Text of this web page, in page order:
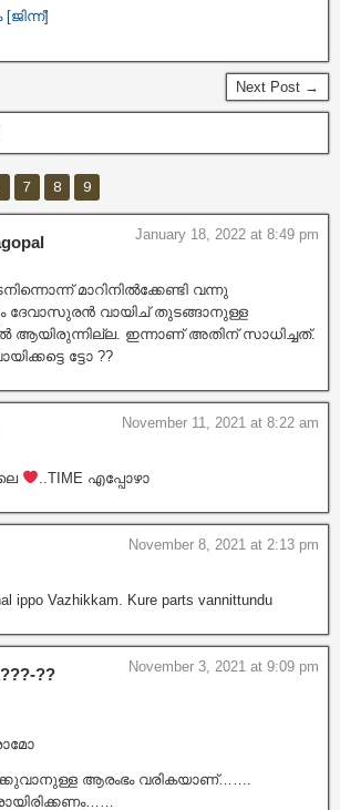
Next Post →
7 8 9
January 18, 2022 at 8:49 pm
മാറിനിൽക്കേണ്ടി വന്നു
ദേവാസുരൻ വായിച് തുടങ്ങാനുള്ള
ആയിരുന്നില്ല. ഇന്നാണ് അതിന് സാധിച്ചത്.
ട്ടോ ??
November 11, 2021 at 8:22 am
..TIME എപ്പോഴാ
November 8, 2021 at 2:13 pm
ippo Vazhikkam. Kure parts vannittundu
November 3, 2021 at 9:09 pm
ആരംഭം വരികയാണ്…….